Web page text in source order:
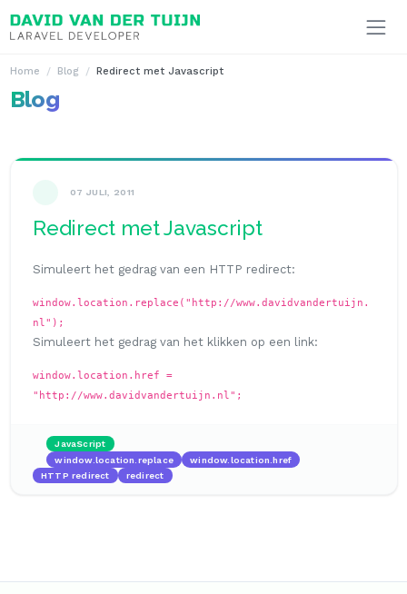
Ga naar inhoud
Home Blog Redirect met Javascript
Blog
07 JULI, 2011
Redirect met Javascript
Simuleert het gedrag van een HTTP redirect:
window.location.replace("http://www.davidvandertuijn.
nl");
Simuleert het gedrag van het klikken op een link:
window.location.href =
"http://www.davidvandertuijn.nl";
JavaScript
window.location.replace
window.location.href
HTTP redirect
redirect